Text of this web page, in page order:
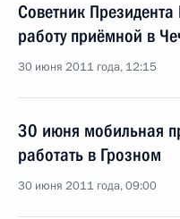
Советник
работу приёмной в
30 июня 2011 года, 12:15
30 июня мобильная
работать в Грозном
30 июня 2011 года, 09:00